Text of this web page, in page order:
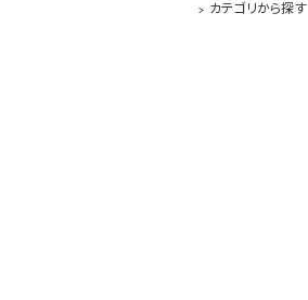
> カテゴリから探す